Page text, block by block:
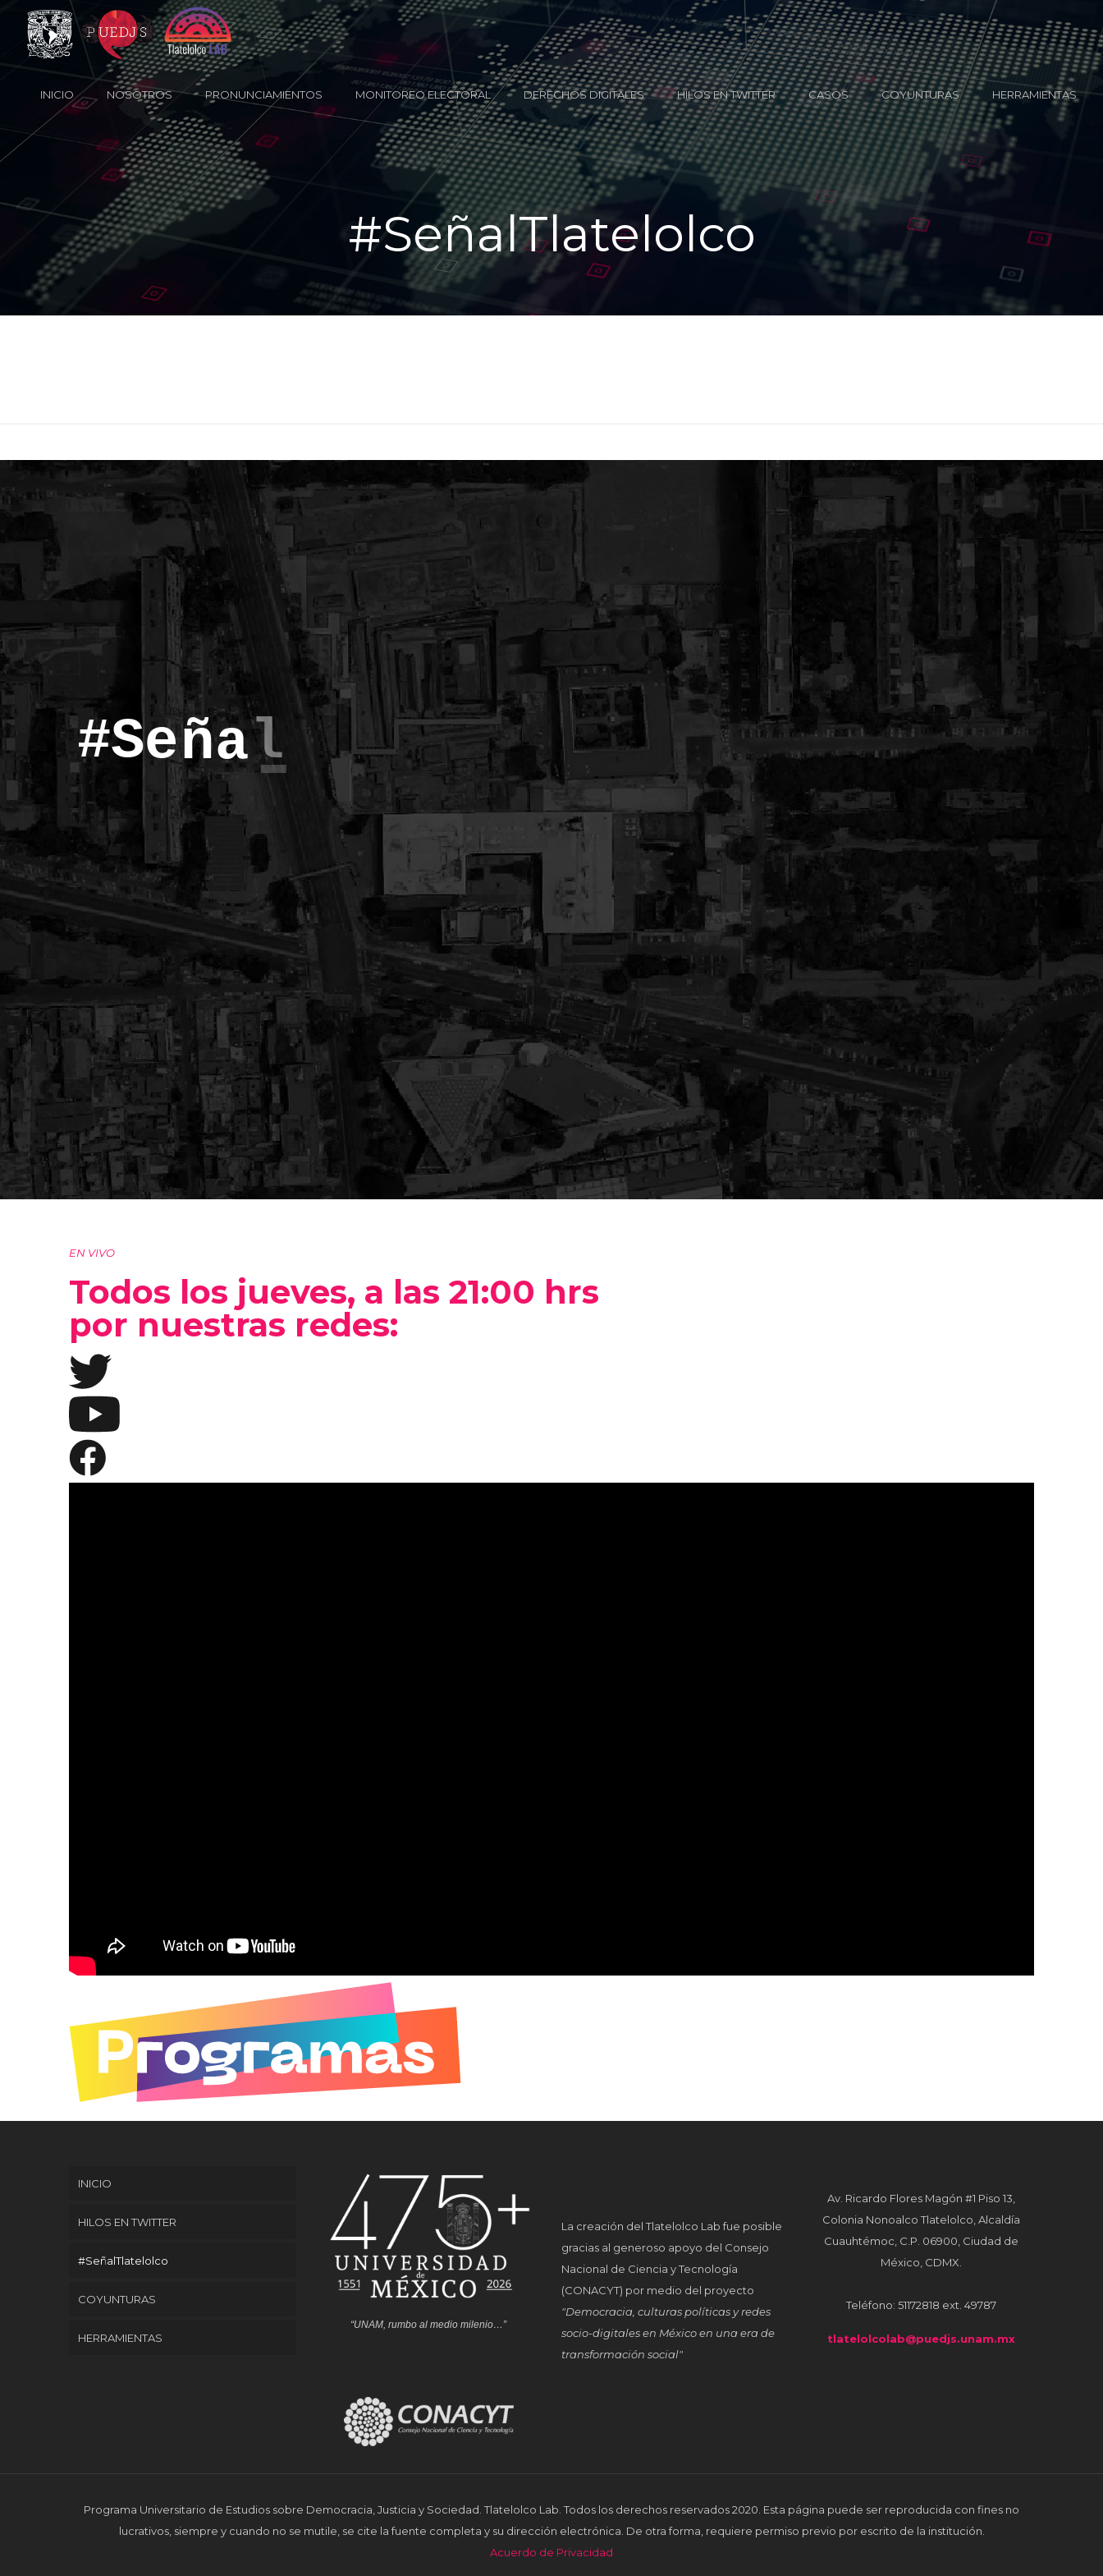
INICIO NOSOTROS PRONUNCIAMIENTOS MONITOREO ELECTORAL DERECHOS DIGITALES HILOS EN TWITTER CASOS COYUNTURAS HERRAMIENTAS
#SeñalTlatelolco
#Señal Tlatel
EN VIVO
Todos los jueves, a las 21:00 hrs
por nuestras redes:
INICIO
HILOS EN TWITTER
#SeñalTlatelolco
COYUNTURAS
HERRAMIENTAS
“UNAM, rumbo al medio milenio…”
La creación del Tlatelolco Lab fue posible
gracias al generoso apoyo del Consejo
Nacional de Ciencia y Tecnología
(CONACYT) por medio del proyecto
"Democracia, culturas políticas y redes
socio-digitales en México en una era de
transformación social"
Av. Ricardo Flores Magón #1 Piso 13,
Colonia Nonoalco Tlatelolco, Alcaldía
Cuauhtémoc, C.P. 06900, Ciudad de
México, CDMX.
Teléfono: 51172818 ext. 49787
tlatelolcolab@puedjs.unam.mx
Programa Universitario de Estudios sobre Democracia, Justicia y Sociedad. Tlatelolco Lab. Todos los derechos reservados 2020. Esta página puede ser reproducida con fines no
lucrativos, siempre y cuando no se mutile, se cite la fuente completa y su dirección electrónica. De otra forma, requiere permiso previo por escrito de la institución.
Acuerdo de Privacidad